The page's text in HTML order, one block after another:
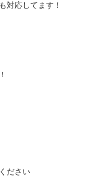
対応してます！
ださい